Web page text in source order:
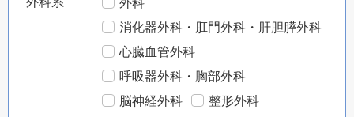
消化器外科・肛門外科・肝胆膵外科
心臓血管外科
呼吸器外科・胸部外科
脳神経外科
整形外科